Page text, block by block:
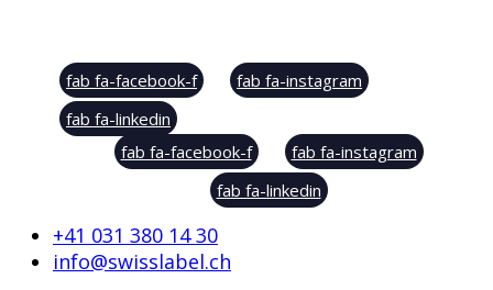
fab fa-facebook-f
fab fa-instagram
fab fa-linkedin
fab fa-facebook-f
fab fa-instagram
fab fa-linkedin
+41 031 380 14 30
info@swisslabel.ch